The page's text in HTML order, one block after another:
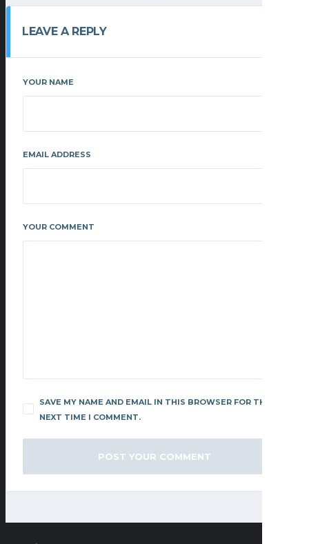
LEAVE A REPLY
YOUR NAME
EMAIL ADDRESS
YOUR COMMENT
SAVE MY NAME AND EMAIL IN THIS BROWSER FOR THE
NEXT TIME I COMMENT.